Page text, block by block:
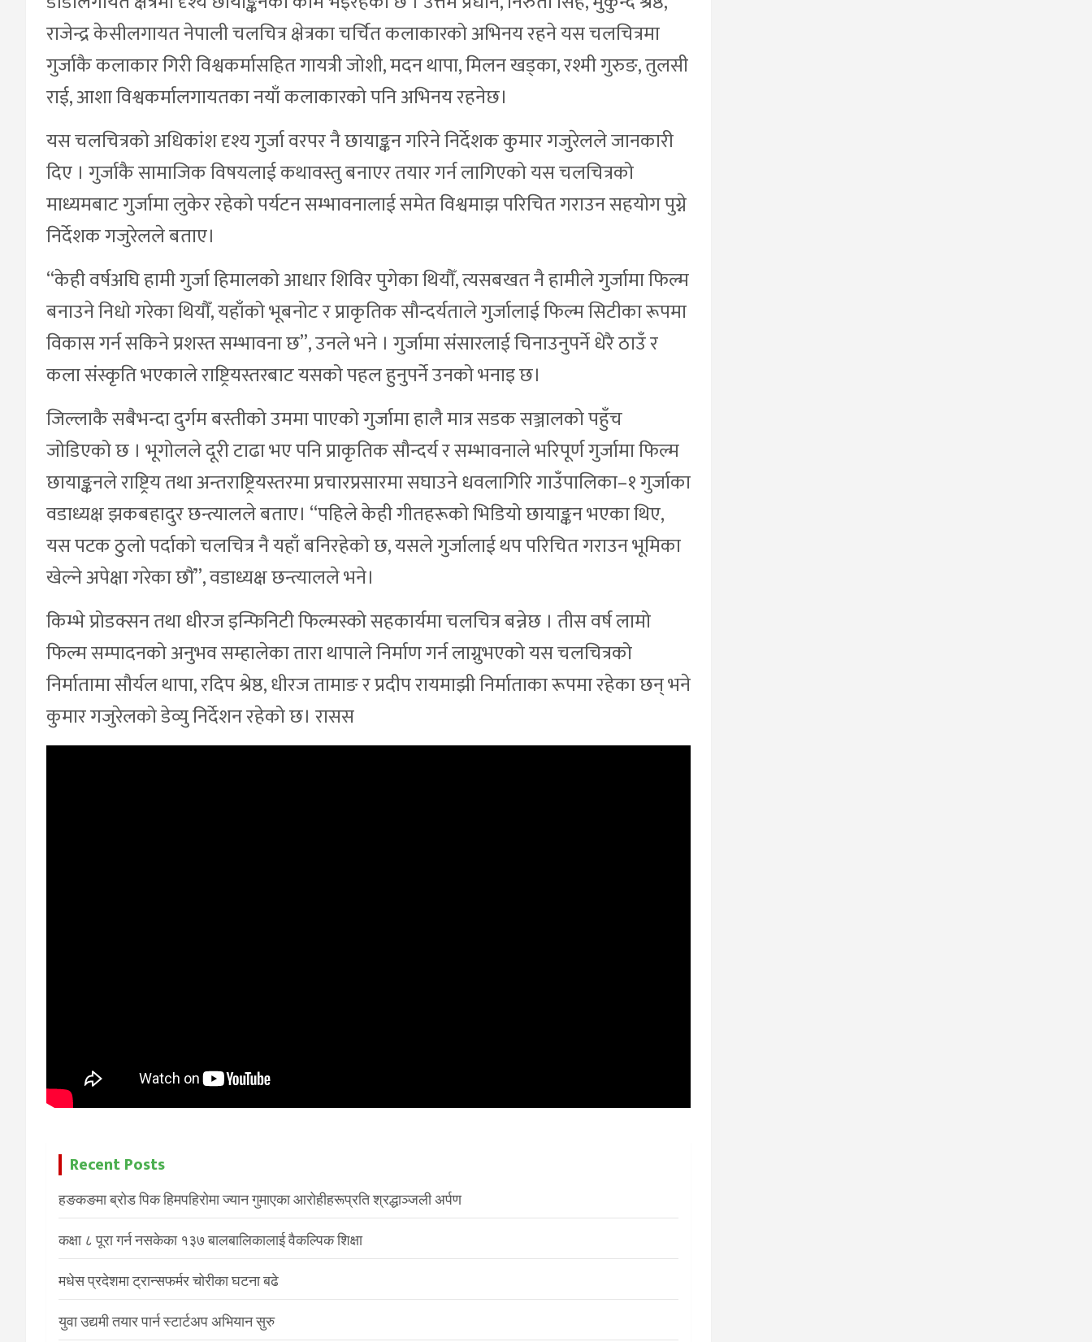
राजेन्द्र केसीलगायत नेपाली चलचित्र क्षेत्रका चर्चित कलाकारको अभिनय रहने यस चलचित्रमा
गुर्जाकै कलाकार गिरी विश्वकर्मासहित गायत्री जोशी, मदन थापा, मिलन खड्का, रश्मी गुरुङ, तुलसी
राई, आशा विश्वकर्मालगायतका नयाँ कलाकारको पनि अभिनय रहनेछ।
यस चलचित्रको अधिकांश दृश्य गुर्जा वरपर नै छायाङ्कन गरिने निर्देशक कुमार गजुरेलले जानकारी
दिए । गुर्जाकै सामाजिक विषयलाई कथावस्तु बनाएर तयार गर्न लागिएको यस चलचित्रको
माध्यमबाट गुर्जामा लुकेर रहेको पर्यटन सम्भावनालाई समेत विश्वमाझ परिचित गराउन सहयोग पुग्ने
निर्देशक गजुरेलले बताए।
“केही वर्षअघि हामी गुर्जा हिमालको आधार शिविर पुगेका थियौँ, त्यसबखत नै हामीले गुर्जामा फिल्म
बनाउने निधो गरेका थियौँ, यहाँको भूबनोट र प्राकृतिक सौन्दर्यताले गुर्जालाई फिल्म सिटीका रूपमा
विकास गर्न सकिने प्रशस्त सम्भावना छ”, उनले भने । गुर्जामा संसारलाई चिनाउनुपर्ने धेरै ठाउँ र
कला संस्कृति भएकाले राष्ट्रियस्तरबाट यसको पहल हुनुपर्ने उनको भनाइ छ।
जिल्लाकै सबैभन्दा दुर्गम बस्तीको उममा पाएको गुर्जामा हालै मात्र सडक सञ्जालको पहुँच
जोडिएको छ । भूगोलले दूरी टाढा भए पनि प्राकृतिक सौन्दर्य र सम्भावनाले भरिपूर्ण गुर्जामा फिल्म
छायाङ्कनले राष्ट्रिय तथा अन्तराष्ट्रियस्तरमा प्रचारप्रसारमा सघाउने धवलागिरि गाउँपालिका–१ गुर्जाका
वडाध्यक्ष झकबहादुर छन्त्यालले बताए। “पहिले केही गीतहरूको भिडियो छायाङ्कन भएका थिए,
यस पटक ठुलो पर्दाको चलचित्र नै यहाँ बनिरहेको छ, यसले गुर्जालाई थप परिचित गराउन भूमिका
खेल्ने अपेक्षा गरेका छाैं”, वडाध्यक्ष छन्त्यालले भने।
किम्भे प्रोडक्सन तथा धीरज इन्फिनिटी फिल्मस्को सहकार्यमा चलचित्र बन्नेछ । तीस वर्ष लामो
फिल्म सम्पादनको अनुभव सम्हालेका तारा थापाले निर्माण गर्न लाग्नुभएको यस चलचित्रको
निर्मातामा सौर्यल थापा, रदिप श्रेष्ठ, धीरज तामाङ र प्रदीप रायमाझी निर्माताका रूपमा रहेका छन् भने
कुमार गजुरेलको डेव्यु निर्देशन रहेको छ। रासस
Recent Posts
हङकङमा ब्रोड पिक हिमपहिरोमा ज्यान गुमाएका आरोहीहरूप्रति श्रद्धाञ्जली अर्पण
कक्षा ८ पूरा गर्न नसकेका १३७ बालबालिकालाई वैकल्पिक शिक्षा
मधेस प्रदेशमा ट्रान्सफर्मर चोरीका घटना बढे
युवा उद्यमी तयार पार्न स्टार्टअप अभियान सुरु